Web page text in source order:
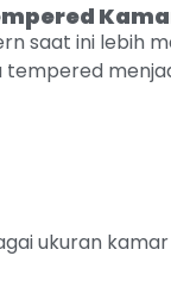
saat ini lebih
tempered
ukuran